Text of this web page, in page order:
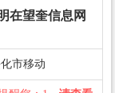
在望奎信息网
市移动